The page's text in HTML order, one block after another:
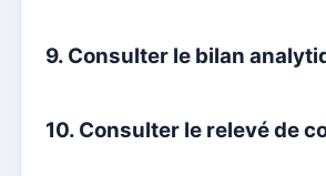
Envoi d'une nouvelle newsletter
9. Consulter le bilan
10. Consulter le relevé de